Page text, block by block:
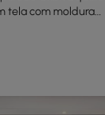
tela com moldura